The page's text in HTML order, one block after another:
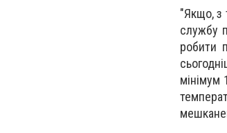
"Якщо, з
службу
робити
мінімум